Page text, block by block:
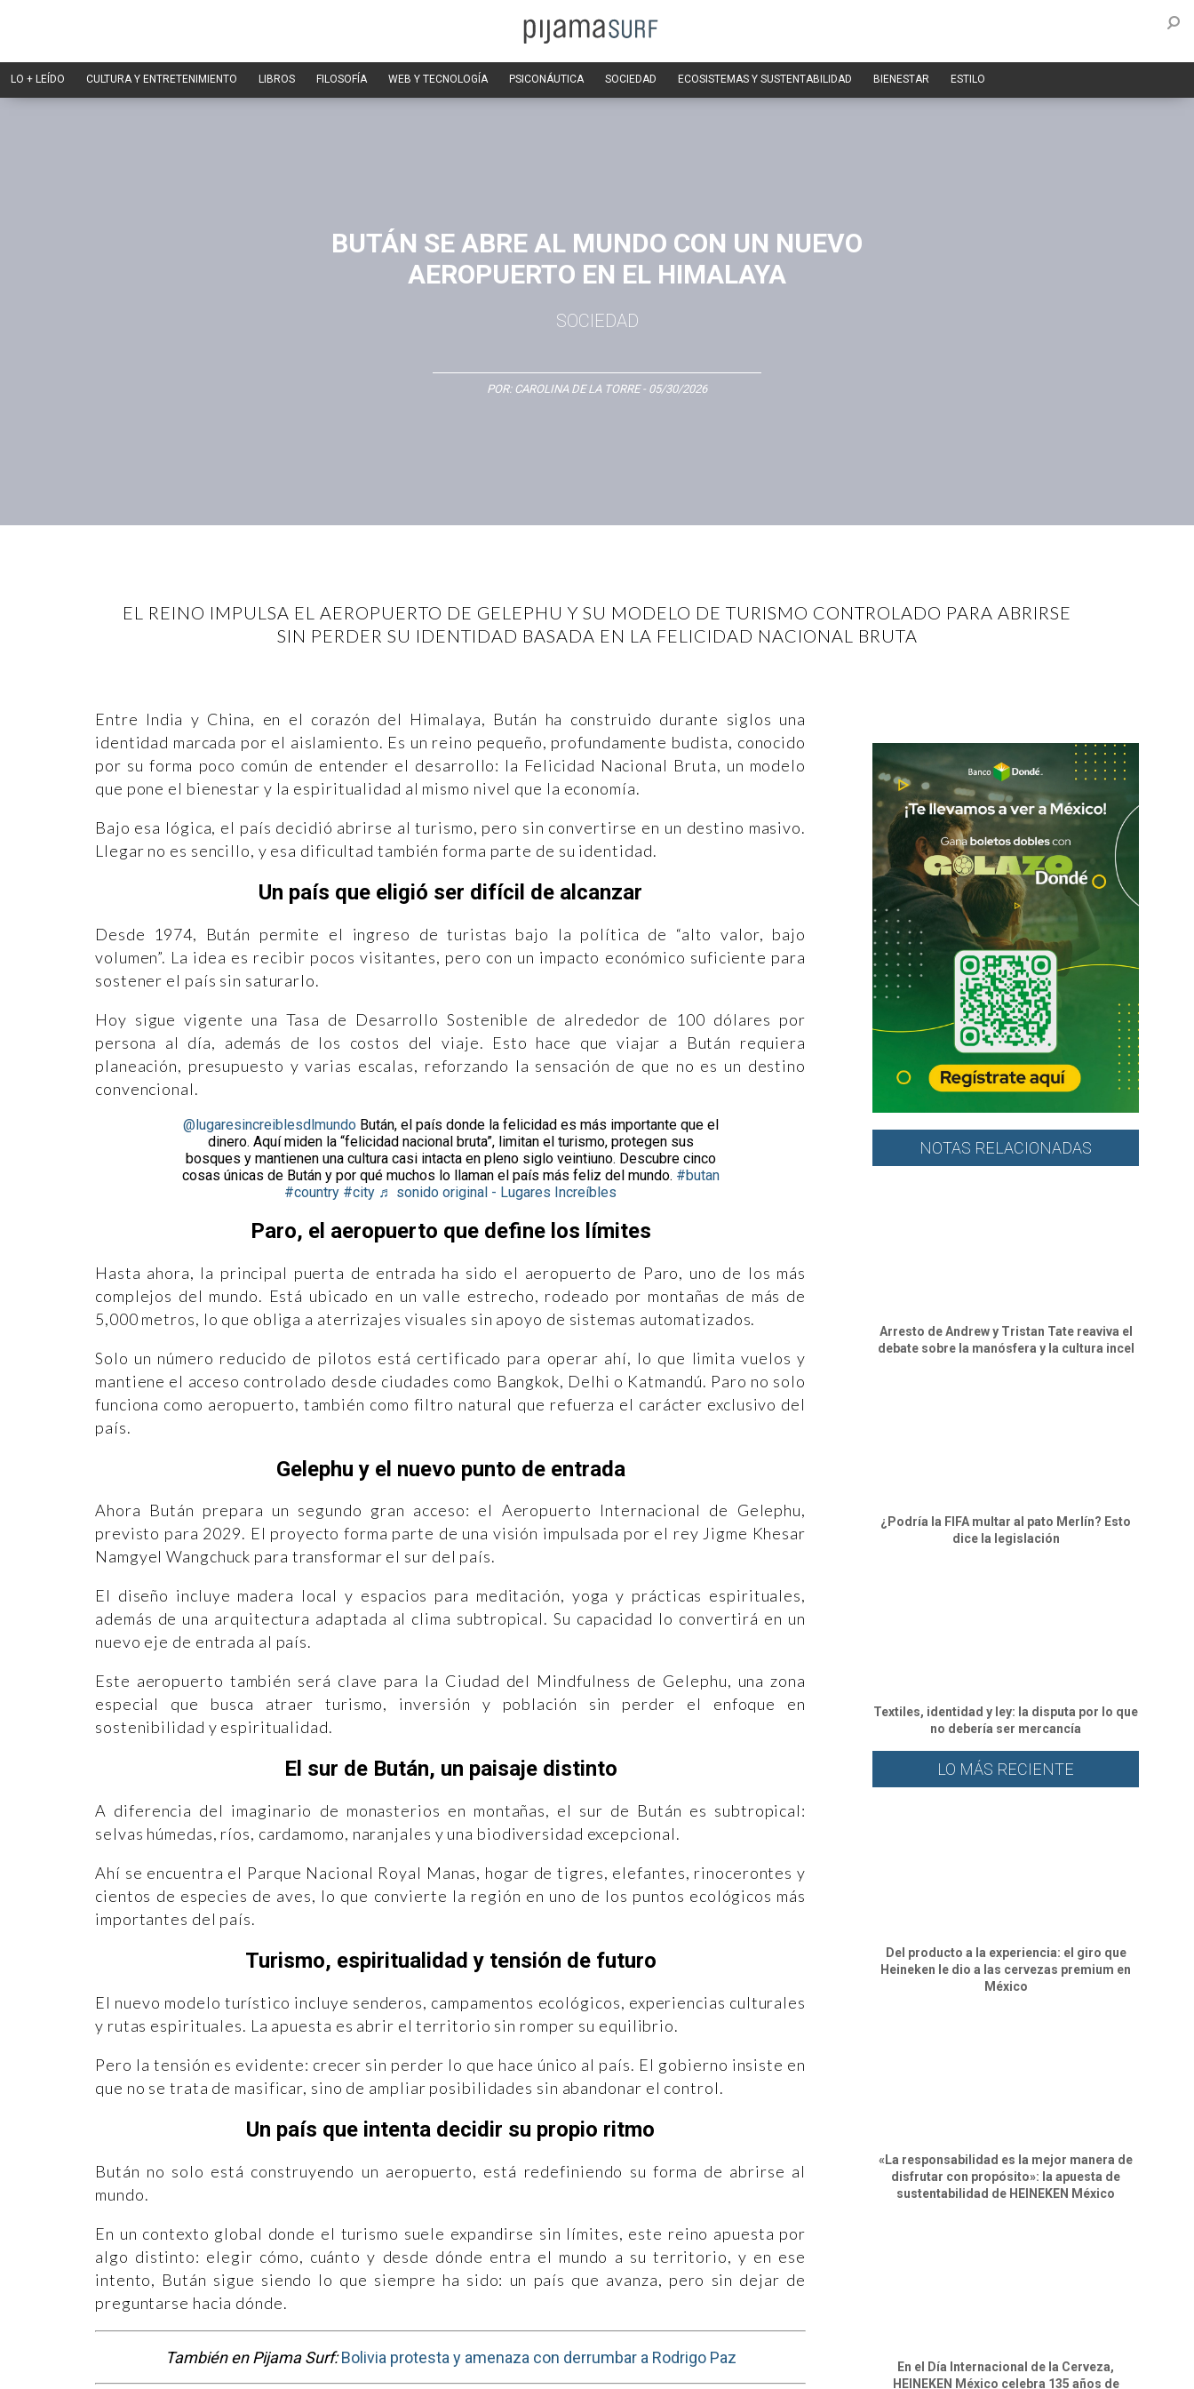
LO + LEÍDO CULTURA Y ENTRETENIMIENTO LIBROS FILOSOFÍA WEB Y TECNOLOGÍA PSICONÁUTICA SOCIEDAD ECOSISTEMAS Y SUSTENTABILIDAD BIENESTAR ESTILO
BUTÁN SE ABRE AL MUNDO CON UN NUEVO
AEROPUERTO EN EL HIMALAYA
SOCIEDAD
POR: CAROLINA DE LA TORRE- 05/30/2026
EL REINO IMPULSA EL AEROPUERTO DE GELEPHU Y SU MODELO DE TURISMO CONTROLADO PARA ABRIRSE
SIN PERDER SU IDENTIDAD BASADA EN LA FELICIDAD NACIONAL BRUTA
Entre India y China, en el corazón del Himalaya, Bután ha construido durante siglos una
identidad marcada por el aislamiento. Es un reino pequeño, profundamente budista, conocido
por su forma poco común de entender el desarrollo: la Felicidad Nacional Bruta, un modelo
que pone el bienestar y la espiritualidad al mismo nivel que la economía.
Bajo esa lógica, el país decidió abrirse al turismo, pero sin convertirse en un destino masivo.
Llegar no es sencillo, y esa dificultad también forma parte de su identidad.
Un país que eligió ser difícil de alcanzar
Desde 1974, Bután permite el ingreso de turistas bajo la política de “alto valor, bajo
volumen”. La idea es recibir pocos visitantes, pero con un impacto económico suficiente para
sostener el país sin saturarlo.
Hoy sigue vigente una Tasa de Desarrollo Sostenible de alrededor de 100 dólares por
persona al día, además de los costos del viaje. Esto hace que viajar a Bután requiera
planeación, presupuesto y varias escalas, reforzando la sensación de que no es un destino
convencional.
@lugaresincreiblesdlmundoBután, el país donde la felicidad es más importante que el
dinero. Aquí miden la “felicidad nacional bruta”, limitan el turismo, protegen sus
bosques y mantienen una cultura casi intacta en pleno siglo veintiuno. Descubre cinco
cosas únicas de Bután y por qué muchos lo llaman el país más feliz del mundo. #butan
#country #city ♬ sonido original - Lugares Increíbles
Paro, el aeropuerto que define los límites
Hasta ahora, la principal puerta de entrada ha sido el aeropuerto de Paro, uno de los más
complejos del mundo. Está ubicado en un valle estrecho, rodeado por montañas de más de
5,000 metros, lo que obliga a aterrizajes visuales sin apoyo de sistemas automatizados.
Solo un número reducido de pilotos está certificado para operar ahí, lo que limita vuelos y
mantiene el acceso controlado desde ciudades como Bangkok, Delhi o Katmandú. Paro no solo
funciona como aeropuerto, también como filtro natural que refuerza el carácter exclusivo del
país.
Gelephu y el nuevo punto de entrada
Ahora Bután prepara un segundo gran acceso: el Aeropuerto Internacional de Gelephu,
previsto para 2029. El proyecto forma parte de una visión impulsada por el rey Jigme Khesar
Namgyel Wangchuck para transformar el sur del país.
El diseño incluye madera local y espacios para meditación, yoga y prácticas espirituales,
además de una arquitectura adaptada al clima subtropical. Su capacidad lo convertirá en un
nuevo eje de entrada al país.
Este aeropuerto también será clave para la Ciudad del Mindfulness de Gelephu, una zona
especial que busca atraer turismo, inversión y población sin perder el enfoque en
sostenibilidad y espiritualidad.
El sur de Bután, un paisaje distinto
A diferencia del imaginario de monasterios en montañas, el sur de Bután es subtropical:
selvas húmedas, ríos, cardamomo, naranjales y una biodiversidad excepcional.
Ahí se encuentra el Parque Nacional Royal Manas, hogar de tigres, elefantes, rinocerontes y
cientos de especies de aves, lo que convierte la región en uno de los puntos ecológicos más
importantes del país.
Turismo, espiritualidad y tensión de futuro
El nuevo modelo turístico incluye senderos, campamentos ecológicos, experiencias culturales
y rutas espirituales. La apuesta es abrir el territorio sin romper su equilibrio.
Pero la tensión es evidente: crecer sin perder lo que hace único al país. El gobierno insiste en
que no se trata de masificar, sino de ampliar posibilidades sin abandonar el control.
Un país que intenta decidir su propio ritmo
Bután no solo está construyendo un aeropuerto, está redefiniendo su forma de abrirse al
mundo.
En un contexto global donde el turismo suele expandirse sin límites, este reino apuesta por
algo distinto: elegir cómo, cuánto y desde dónde entra el mundo a su territorio, y en ese
intento, Bután sigue siendo lo que siempre ha sido: un país que avanza, pero sin dejar de
preguntarse hacia dónde.
También en Pijama Surf:Bolivia protesta y amenaza con derrumbar a Rodrigo Paz
NOTAS RELACIONADAS
Arresto de Andrew y Tristan Tate reaviva el
debate sobre la manósfera y la cultura incel
¿Podría la FIFA multar al pato Merlín? Esto
dice la legislación
Textiles, identidad y ley: la disputa por lo que
no debería ser mercancía
LO MÁS RECIENTE
Del producto a la experiencia: el giro que
Heineken le dio a las cervezas premium en
México
«La responsabilidad es la mejor manera de
disfrutar con propósito»: la apuesta de
sustentabilidad de HEINEKEN México
En el Día Internacional de la Cerveza,
HEINEKEN México celebra 135 años de